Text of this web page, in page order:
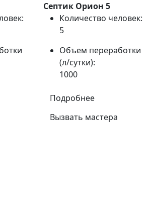
Септик Орион 5
Количество человек:
5
Объем переработки
(л/сутки):
1000
Подробнее
Вызвать мастера